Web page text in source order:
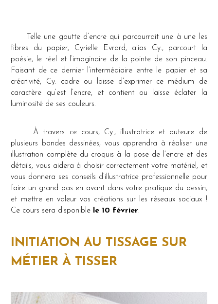
Telle une goutte d’encre qui parcourrait une à une les
fibres du papier, Cyrielle Evrard, alias Cy., parcourt la
poésie, le réel et l’imaginaire de la pointe de son pinceau.
Faisant de ce dernier l’intermédiaire entre le papier et sa
créativité, Cy. cadre ou laisse d’exprimer ce médium de
caractère qu’est l’encre, et contient ou laisse éclater la
luminosité de ses couleurs.
À travers ce cours, Cy., illustratrice et auteure de
plusieurs bandes dessinées, vous apprendra à réaliser une
illustration complète du croquis à la pose de l’encre et des
détails, vous aidera à choisir correctement votre matériel, et
vous donnera ses conseils d’illustratrice professionnelle pour
faire un grand pas en avant dans votre pratique du dessin,
et mettre en valeur vos créations sur les réseaux sociaux !
Ce cours sera disponible
le 10 février.
INITIATION AU TISSAGE SUR
MÉTIER À TISSER